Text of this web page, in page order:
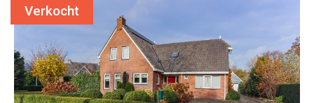
Verkocht